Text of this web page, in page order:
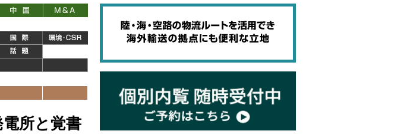
所と覚書